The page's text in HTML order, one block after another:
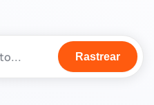
Rastrear